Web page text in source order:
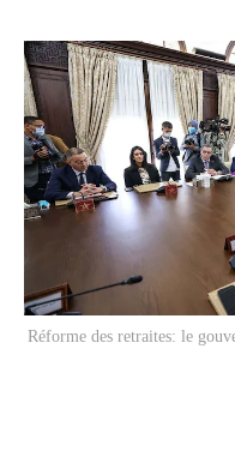
Réforme des retraites: le